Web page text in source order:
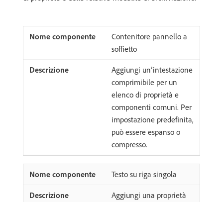
Contenitore pannello a
soffietto
Aggiungi un’intestazione
comprimibile per un
elenco di proprietà e
componenti comuni. Per
impostazione predefinita,
può essere espanso o
compresso.
Testo su riga singola
Aggiungi una proprietà